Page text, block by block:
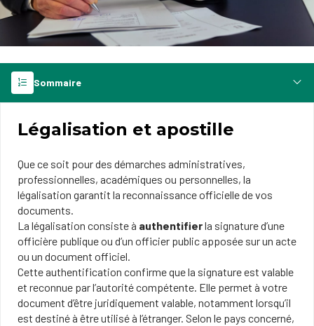
Sommaire
Légalisation et apostille
Que ce soit pour des démarches administratives,
professionnelles, académiques ou personnelles, la
légalisation garantit la reconnaissance officielle de vos
documents.
La légalisation consiste à authentifierla signature d’une
officière publique ou d’un officier public apposée sur un acte
ou un document officiel.
Cette authentification confirme que la signature est valable
et reconnue par l’autorité compétente. Elle permet à votre
document d’être juridiquement valable, notamment lorsqu’il
est destiné à être utilisé à l’étranger. Selon le pays concerné,